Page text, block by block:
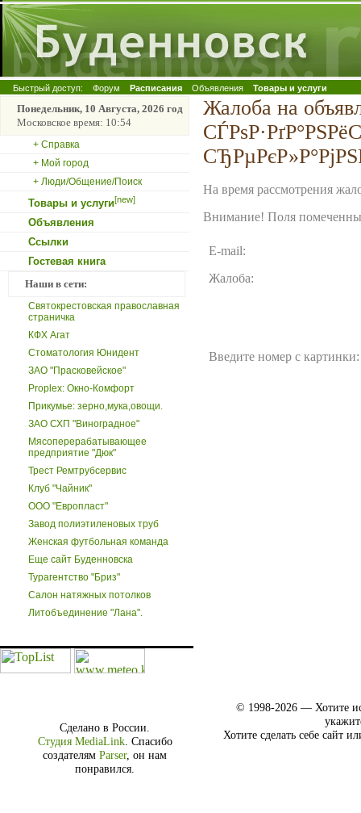
Быстрый доступ: Форум Расписания Объявления Товары и услуги
Понедельник, 10 Августа, 2026 год
Московское время: 10:54
+ Справка
+ Мой город
+ Люди/Общение/Поиск
Товары и услуги[new]
Объявления
Ссылки
Гостевая книга
Наши в сети:
Святокрестовская православная
страничка
КФХ Агат
Стоматология Юнидент
ЗАО "Прасковейское"
Proplex: Окно-Комфорт
Прикумье: зерно,мука,овощи.
ЗАО СХП "Виноградное"
Мясоперерабатывающее
предприятие "Дюк"
Трест Ремтрубсервис
Клуб "Чайник"
ООО "Европласт"
Завод полиэтиленовых труб
Женская футбольная команда
Еще сайт Буденновска
Турагентство "Бриз"
Салон натяжных потолков
Литобъединение "Лана".
Жалоба на
На время рассмотрения
Внимание! Поля
E-mail:
Жалоба:
Введите номер с картинки:
Сделано в России.
Студия MediaLink. Спасибо
создателям Parser, он нам
понравился.
© 1998-2026 — Хотите
Хотите сделать себе сайт